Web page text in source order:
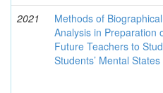
2021
Methods of Biographical
Analysis in Preparation
Future Teachers to
Students’ Mental States